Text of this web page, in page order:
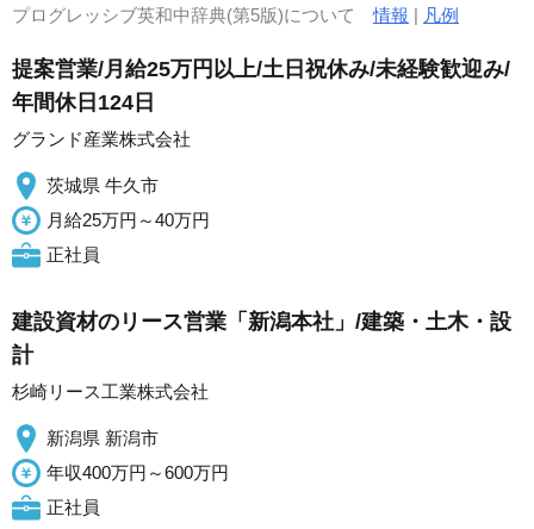
プログレッシブ英和中辞典(第5版)について情報 | 凡例
提案営業/月給25万円以上/土日祝休み/未経験歓迎み/
年間休日124日
グランド産業株式会社
茨城県 牛久市
月給25万円～40万円
正社員
建設資材のリース営業「新潟本社」/建築・土木・設
計
杉崎リース工業株式会社
新潟県 新潟市
年収400万円～600万円
正社員